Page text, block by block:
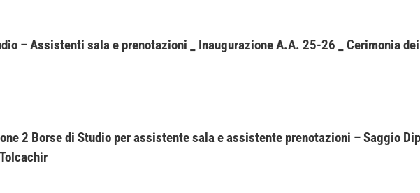
– Assistenti sala e prenotazioni _ Inaugurazione A.A. 25-26 _ Cerimonia
2 Borse di Studio per assistente sala e assistente prenotazioni – Saggio